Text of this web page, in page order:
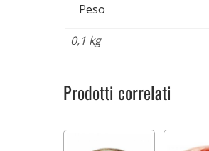
Peso
0,1 kg
Prodotti correlati